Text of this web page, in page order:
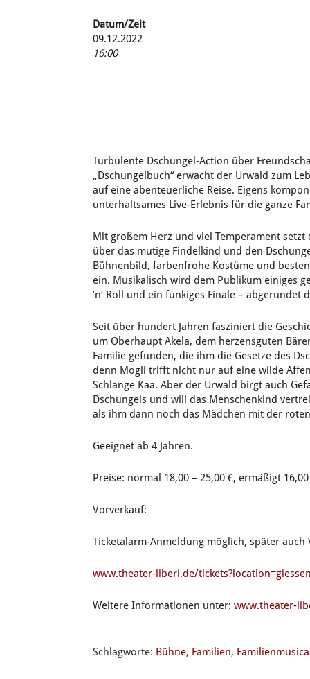
Datum/Zeit
09.12.2022
16:00
Turbulente Dschungel-Action über
„Dschungelbuch“ erwacht der Urwald zum
auf eine abenteuerliche Reise. Eigens
unterhaltsames Live-Erlebnis für die ganze
Mit großem Herz und viel Temperament
über das mutige Findelkind und den
Bühnenbild, farbenfrohe Kostüme und
ein. Musikalisch wird dem Publikum einiges
’n‘ Roll und ein funkiges Finale –
Seit über hundert Jahren fasziniert die
um Oberhaupt Akela, dem herzensguten
Familie gefunden, die ihm die Gesetze des
denn Mogli trifft nicht nur auf eine wilde
Schlange Kaa. Aber der Urwald birgt auch
Dschungels und will das Menschenkind
als ihm dann noch das Mädchen mit der
Geeignet ab 4 Jahren.
Preise: normal 18,00 – 25,00 €, ermäßigt
Vorverkauf:
Ticketalarm-Anmeldung möglich, später
www.theater-liberi.de/
Weitere Informationen unter:www.theater-
Schlagworte: Bühne, Familien,